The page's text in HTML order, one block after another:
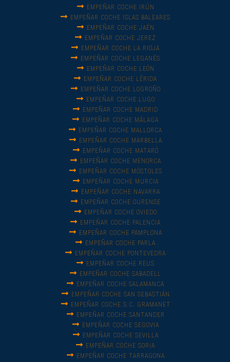
EMPEÑAR COCHE IRÚN
EMPEÑAR COCHE ISLAS BALEARES
EMPEÑAR COCHE JAÉN
EMPEÑAR COCHE JEREZ
EMPEÑAR COCHE LA RIOJA
EMPEÑAR COCHE LEGANÉS
EMPEÑAR COCHE LEÓN
EMPEÑAR COCHE LÉRIDA
EMPEÑAR COCHE LOGROÑO
EMPEÑAR COCHE LUGO
EMPEÑAR COCHE MADRID
EMPEÑAR COCHE MÁLAGA
EMPEÑAR COCHE MALLORCA
EMPEÑAR COCHE MARBELLA
EMPEÑAR COCHE MATARÓ
EMPEÑAR COCHE MENORCA
EMPEÑAR COCHE MÓSTOLES
EMPEÑAR COCHE MURCIA
EMPEÑAR COCHE NAVARRA
EMPEÑAR COCHE OURENSE
EMPEÑAR COCHE OVIEDO
EMPEÑAR COCHE PALENCIA
EMPEÑAR COCHE PAMPLONA
EMPEÑAR COCHE PARLA
EMPEÑAR COCHE PONTEVEDRA
EMPEÑAR COCHE REUS
EMPEÑAR COCHE SABADELL
EMPEÑAR COCHE SALAMANCA
EMPEÑAR COCHE SAN SEBASTIÁN
EMPEÑAR COCHE S.C. GRAMANET
EMPEÑAR COCHE SANTANDER
EMPEÑAR COCHE SEGOVIA
EMPEÑAR COCHE SEVILLA
EMPEÑAR COCHE SORIA
EMPEÑAR COCHE TARRAGONA